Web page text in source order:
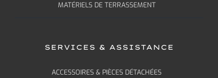
MATÉRIELS DE TERRASSEMENT
SERVICES & ASSISTANCE
ACCESSOIRES & PIÈCES DÉTACHÉES